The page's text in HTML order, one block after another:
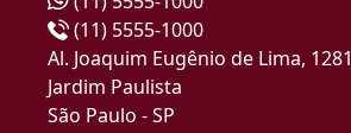
(11) 5555-1000
Al. Joaquim Eugênio de Lima, 1281
Jardim Paulista
São Paulo - SP